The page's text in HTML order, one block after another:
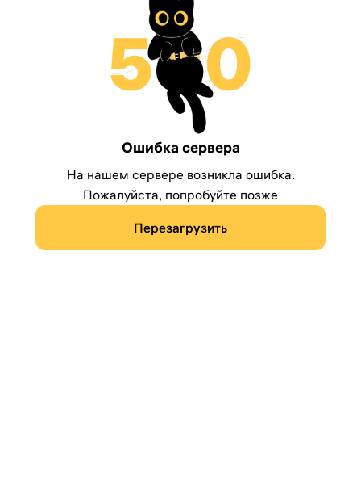
Ошибка сервера
На нашем сервере возникла ошибка.
Пожалуйста, попробуйте позже
Перезагрузить